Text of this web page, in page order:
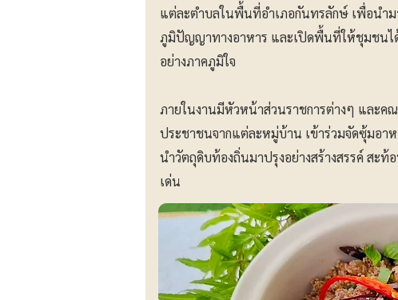
แต่ละตำบลในพื้นที่อำเภอกันทรลักษ์ เพื่อนำ
ภูมิปัญญาทางอาหาร และเปิดพื้นที่ให้ชุมชนไ
อย่างภาคภูมิใจ
ภายในงานมีหัวหน้าส่วนราชการต่างๆ และ
ประชาชนจากแต่ละหมู่บ้าน เข้าร่วมจัดซุ้มอา
นำวัตถุดิบท้องถิ่นมาปรุงอย่างสร้างสรรค์ ส
เด่น